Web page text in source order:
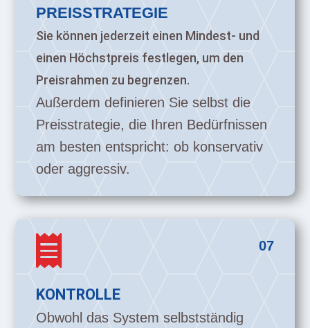
PREISSTRATEGIE
Sie können jederzeit einen Mindest- und
einen Höchstpreis festlegen, um den
Preisrahmen zu begrenzen.
Außerdem definieren Sie selbst die
Preisstrategie, die Ihren Bedürfnissen
am besten entspricht: ob konservativ
oder aggressiv.
07

KONTROLLE
Obwohl das System selbstständig